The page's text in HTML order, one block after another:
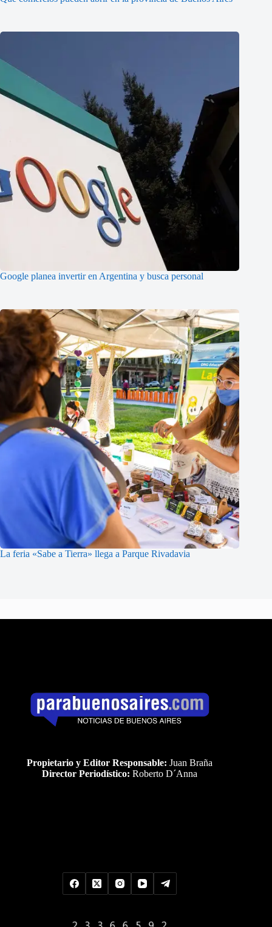
Google planea invertir en Argentina y busca personal
La feria «Sabe a Tierra» llega a Parque Rivadavia
Propietario y Editor Responsable: Juan Braña
Director Periodístico: Roberto D´Anna